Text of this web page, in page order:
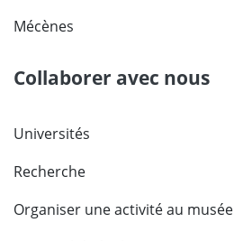
Mécènes
Collaborer avec nous
Universités
Recherche
Organiser une activité au musée